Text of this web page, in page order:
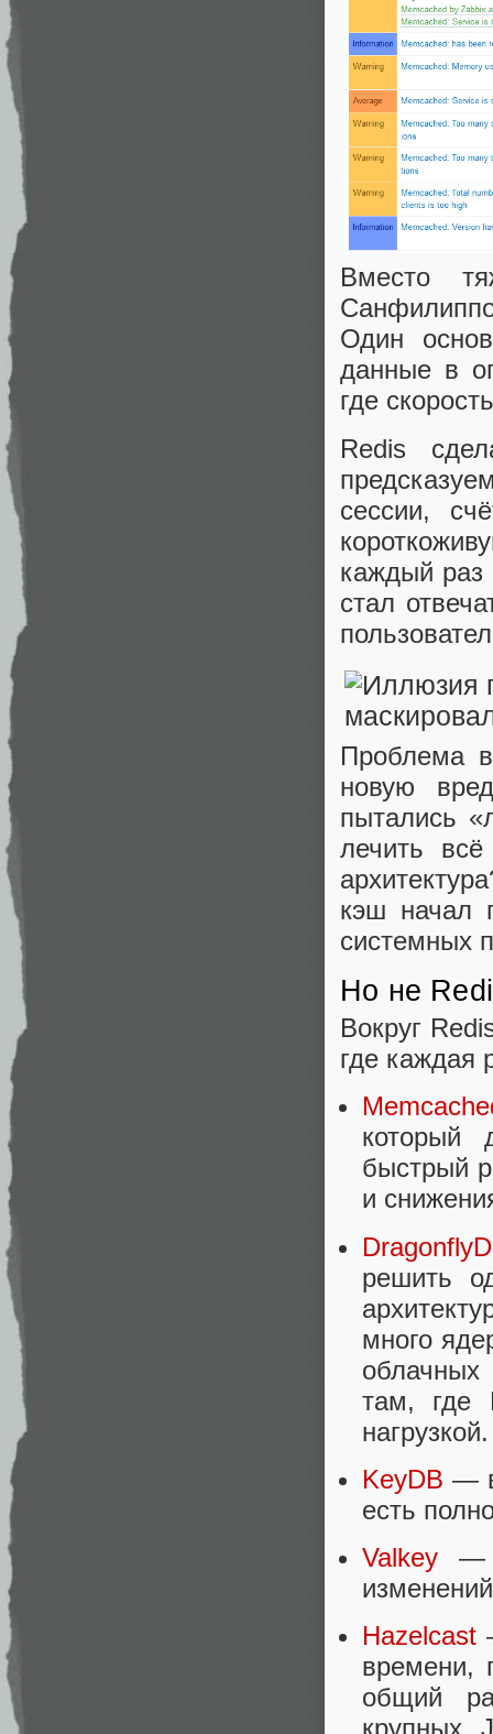
Вместо
Один
данные в
где
Redis
сессии,
каждый раз
стал
Проблема
новую
пытались
лечить
кэш начал
системных
Но не
Вокруг
где каждая
который
быстрый
и
решить
много
облачных
там, где
KeyDB —
есть
Valkey —
Hazelcast
времени,
общий